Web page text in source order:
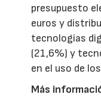
presupuesto
euros y
tecnologías
(21,6%) y
en el uso de
Más